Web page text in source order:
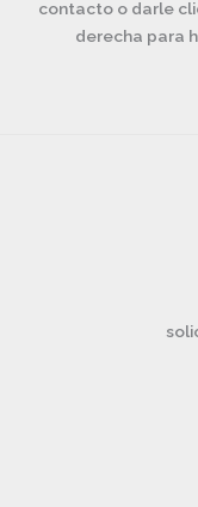
contacto o darle
derecha para